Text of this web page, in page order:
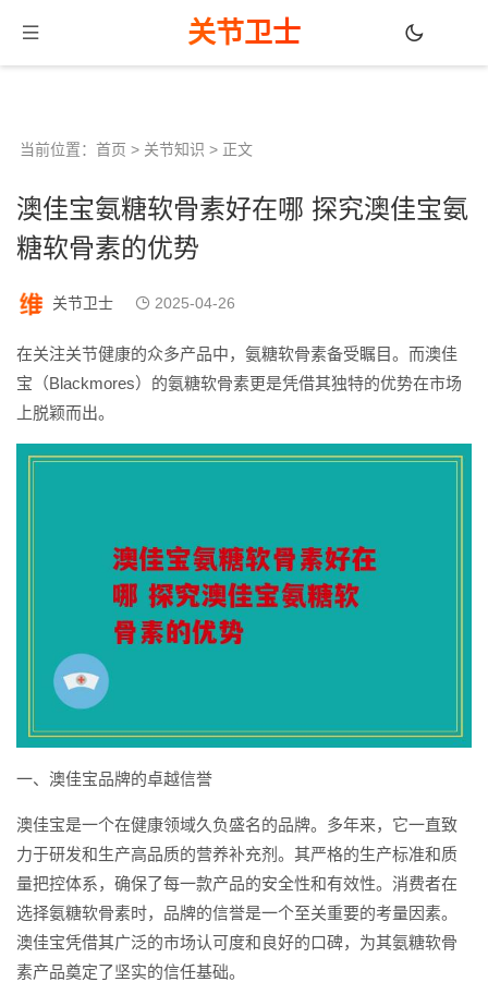
关节卫士
当前位置： 首页 > 关节知识 > 正文
澳佳宝氨糖软骨素好在哪 探究澳佳宝氨
糖软骨素的优势
关节卫士 2025-04-26
在关注关节健康的众多产品中，氨糖软骨素备受瞩目。而澳佳
宝（Blackmores）的氨糖软骨素更是凭借其独特的优势在市场
上脱颖而出。
一、澳佳宝品牌的卓越信誉
澳佳宝是一个在健康领域久负盛名的品牌。多年来，它一直致
力于研发和生产高品质的营养补充剂。其严格的生产标准和质
量把控体系，确保了每一款产品的安全性和有效性。消费者在
选择氨糖软骨素时，品牌的信誉是一个至关重要的考量因素。
澳佳宝凭借其广泛的市场认可度和良好的口碑，为其氨糖软骨
素产品奠定了坚实的信任基础。